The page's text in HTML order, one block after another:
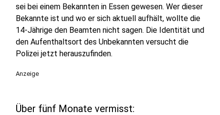
sei bei einem Bekannten in Essen gewesen. Wer dieser
Bekannte ist und wo er sich aktuell aufhält, wollte die
14-Jährige den Beamten nicht sagen. Die Identität und
den Aufenthaltsort des Unbekannten versucht die
Polizei jetzt herauszufinden.
Anzeige
Über fünf Monate vermisst: